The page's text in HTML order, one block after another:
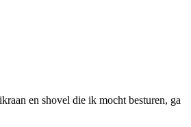
en shovel die ik mocht besturen, ga